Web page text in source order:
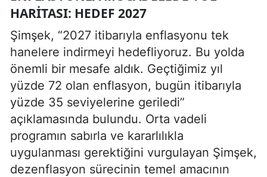
HARITASI: HEDEF 2027
Şimşek, “2027 itibarıyla enflasyonu tek
hanelere indirmeyi hedefliyoruz. Bu yolda
önemli bir mesafe aldık. Geçtiğimiz yıl
yüzde 72 olan enflasyon, bugün itibarıyla
yüzde 35 seviyelerine geriledi”
açıklamasında bulundu. Orta vadeli
programın sabırla ve kararlılıkla
uygulanması gerektiğini vurgulayan Şimşek,
dezenflasyon sürecinin temel amacının